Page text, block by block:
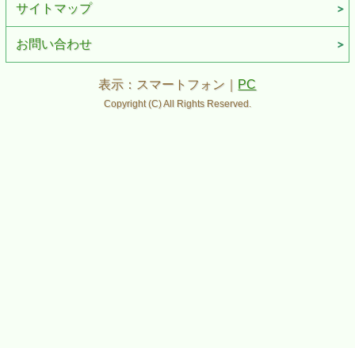
サイトマップ
お問い合わせ
表示：スマートフォン｜ PC
Copyright (C) All Rights Reserved.